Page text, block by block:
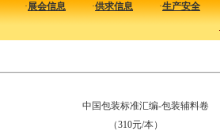
·展会信息 ·供求信息 ·生产安全
中国包装标准汇编-包装辅料卷
（310元/本）